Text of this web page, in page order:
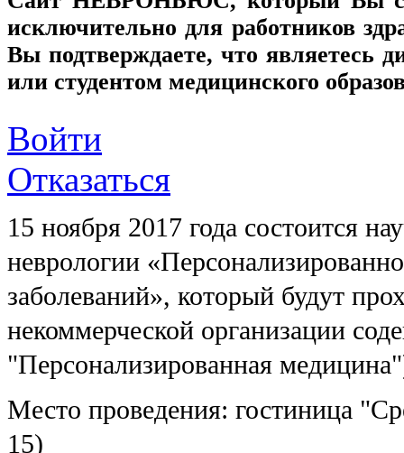
исключительно для работников
Вы подтверждаете, что являетесь
или студентом медицинского
Войти
Отказаться
15 ноября 2017 года состоится
неврологии
заболеваний», который будут
некоммерческой организации
"Персонализированная
Место проведения: гостиница
15)